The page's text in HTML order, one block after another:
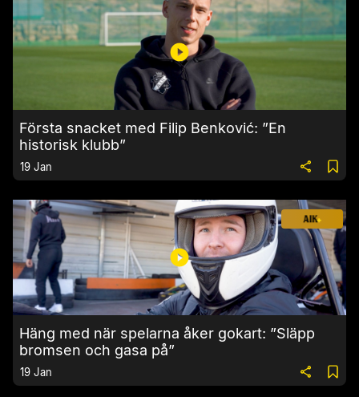
Första snacket med Filip Benković: ”En
historisk klubb”
19 Jan
Häng med när spelarna åker gokart: ”Släpp
bromsen och gasa på”
19 Jan